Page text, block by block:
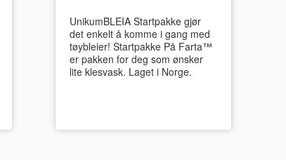
UnikumBLEIA Startpakke gjør
det enkelt å komme i gang med
tøybleier! Startpakke På Farta™
er pakken for deg som ønsker
lite klesvask. Laget i Norge.